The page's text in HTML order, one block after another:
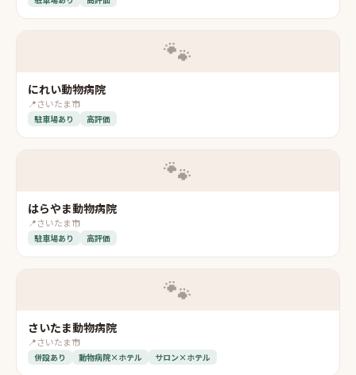
🐾
にれい動物病院
📍さいたま市
駐車場あり 高評価
🐾
はらやま動物病院
📍さいたま市
駐車場あり 高評価
🐾
さいたま動物病院
📍さいたま市
併設あり 動物病院×ホテル サロン×ホテル